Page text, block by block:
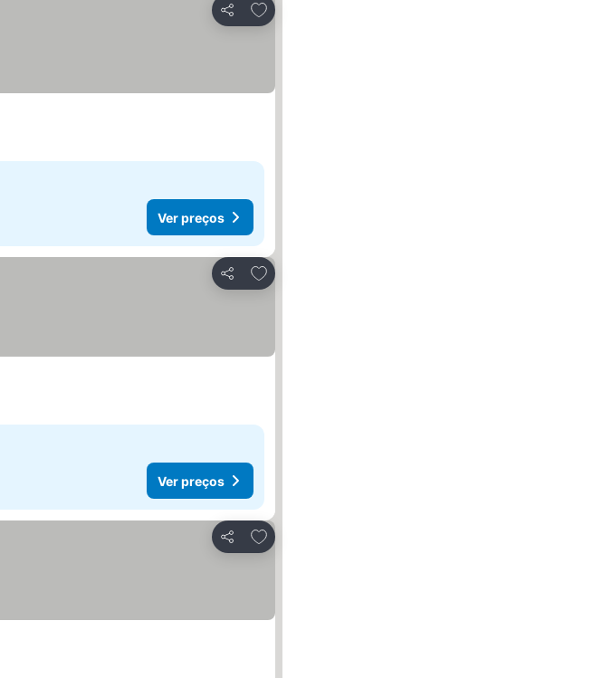
Partilhar
Adicionar aos favoritos
Ver preços
Partilhar
Adicionar aos favoritos
Ver preços
Partilhar
Adicionar aos favoritos